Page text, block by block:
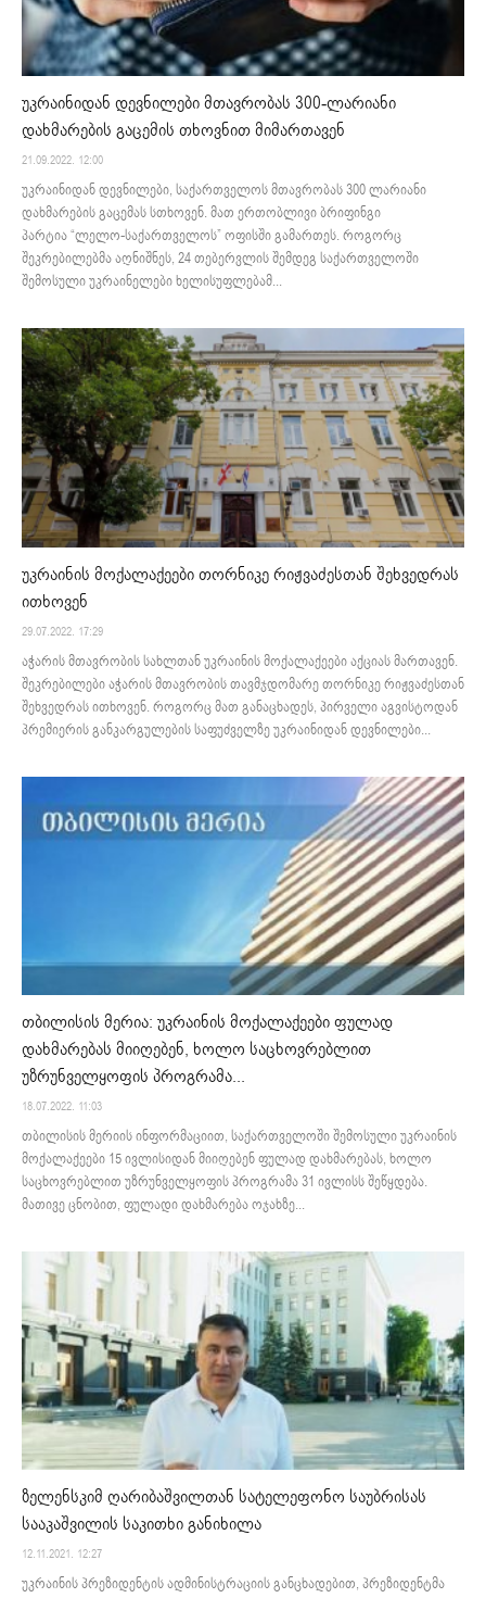
უკრაინიდან დევნილები მთავრობას 300-ლარიანი
დახმარების გაცემის თხოვნით მიმართავენ
21.09.2022. 12:00
უკრაინიდან დევნილები, საქართველოს მთავრობას 300 ლარიანი
დახმარების გაცემას სთხოვენ. მათ ერთობლივი ბრიფინგი
პარტია “ლელო-საქართველოს” ოფისში გამართეს. როგორც
შეკრებილებმა აღნიშნეს, 24 თებერვლის შემდეგ საქართველოში
შემოსული უკრაინელები ხელისუფლებამ...
უკრაინის მოქალაქეები თორნიკე რიჟვაძესთან შეხვედრას
ითხოვენ
29.07.2022. 17:29
აჭარის მთავრობის სახლთან უკრაინის მოქალაქეები აქციას მართავენ.
შეკრებილები აჭარის მთავრობის თავმჯდომარე თორნიკე რიჟვაძესთან
შეხვედრას ითხოვენ. როგორც მათ განაცხადეს, პირველი აგვისტოდან
პრემიერის განკარგულების საფუძველზე უკრაინიდან დევნილები...
თბილისის მერია: უკრაინის მოქალაქეები ფულად
დახმარებას მიიღებენ, ხოლო საცხოვრებლით
უზრუნველყოფის პროგრამა...
18.07.2022. 11:03
თბილისის მერიის ინფორმაციით, საქართველოში შემოსული უკრაინის
მოქალაქეები 15 ივლისიდან მიიღებენ ფულად დახმარებას, ხოლო
საცხოვრებლით უზრუნველყოფის პროგრამა 31 ივლისს შეწყდება.
მათივე ცნობით, ფულადი დახმარება ოჯახზე...
ზელენსკიმ ღარიბაშვილთან სატელეფონო საუბრისას
სააკაშვილის საკითხი განიხილა
12.11.2021. 12:27
უკრაინის პრეზიდენტის ადმინისტრაციის განცხადებით, პრეზიდენტმა